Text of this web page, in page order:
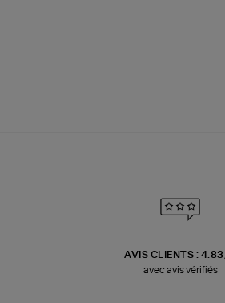
AVIS CLIENTS :
avec avis vérifiés